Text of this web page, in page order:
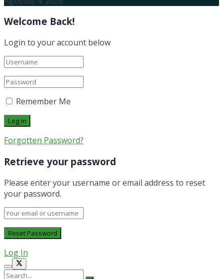
Welcome Back!
Login to your account below
Remember Me
Forgotten Password?
Retrieve your password
Please enter your username or email address to reset
your password.
Log In